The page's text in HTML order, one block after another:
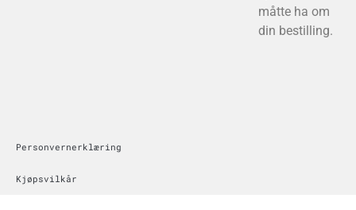
måtte ha om
din bestilling.
Personvernerklæring
Kjøpsvilkår